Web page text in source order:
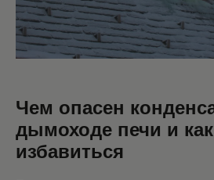
Чем опасен
дымоходе печи и как
избавиться